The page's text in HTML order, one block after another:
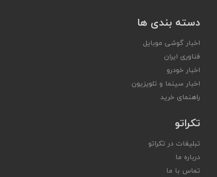
دسته بندی ها
اخبار گوشی موبایل
فناوری ایران
اخبار خودرو
اخبار سینما و تلویزیون
راهنمای خرید
تکراتو
تبلیغات در تکراتو
درباره ما
تماس با ما